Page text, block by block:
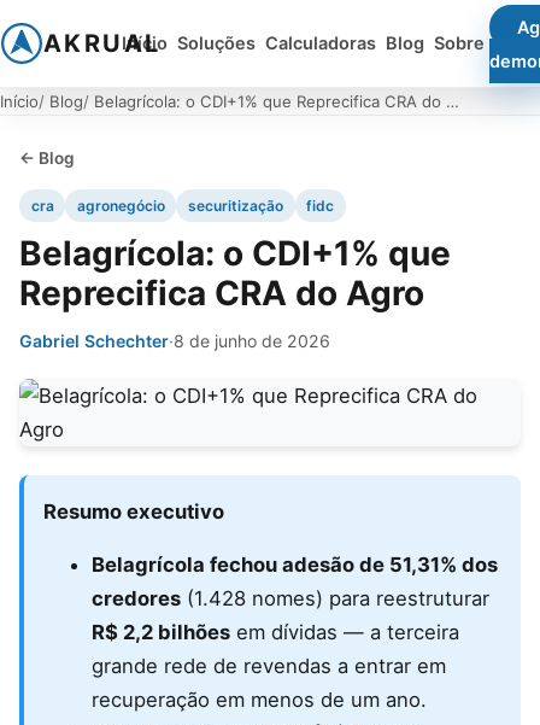
AKRUAL
Início Soluções Calculadoras Blog Sobre
Início Blog Belagrícola: o CDI+1% que Reprecifica CRA do Agro
← Blog
cra agronegócio securitização fidc
Belagrícola: o CDI+1% que
Reprecifica CRA do Agro
Gabriel Schechter·8 de junho de 2026
Resumo executivo
Belagrícola fechou adesão de 51,31% dos
credores (1.428 nomes) para reestruturar
R$ 2,2 bilhões em dívidas — a terceira
grande rede de revendas a entrar em
recuperação em menos de um ano.